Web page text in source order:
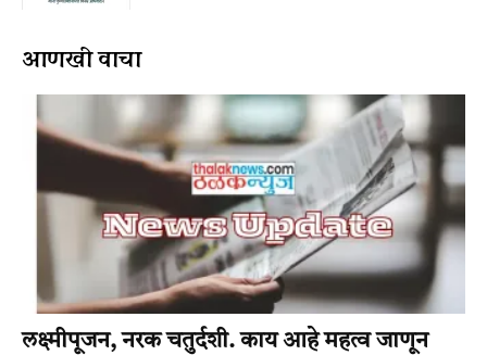
आणखी वाचा
लक्ष्मीपूजन, नरक चतुर्दशी. काय आहे महत्व जाणून